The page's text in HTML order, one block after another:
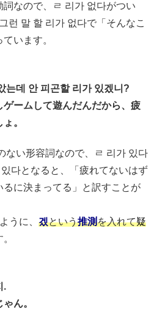
なので、ㄹ 리가 없다がつい
런 말 할 리가 없다で「そんなこ
います。
는데 안 피곤할 리가 있겠니?
ームして遊んだんだから、疲
。
ない形容詞なので、ㄹ 리가 있다
다となると、「疲れてないはず
に決まってる」と訳すことが
うに、 겠という推測を入れて疑
.
ん。